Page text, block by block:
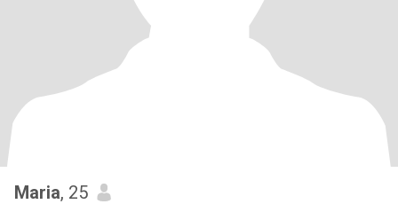
Maria, 25